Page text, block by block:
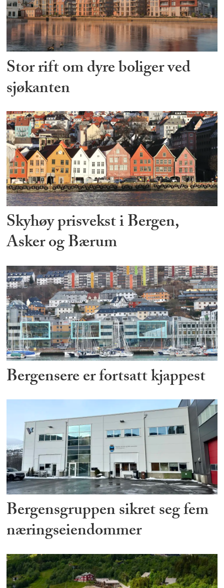
Stor rift om dyre boliger ved
sjøkanten
Skyhøy prisvekst i Bergen,
Asker og Bærum
Bergensere er fortsatt kjappest
Bergensgruppen sikret seg fem
næringseiendommer